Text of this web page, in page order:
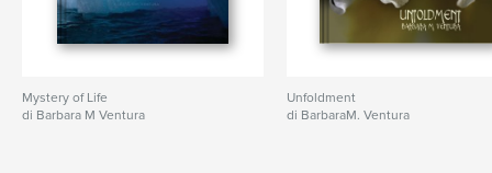
Mystery of Life
di Barbara M Ventura
Unfoldment
di BarbaraM. Ventura